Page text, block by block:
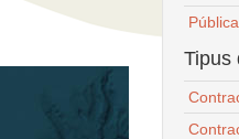
Pública
Tipus